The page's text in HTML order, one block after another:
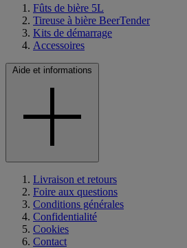
Fûts de bière 5L
Tireuse à bière BeerTender
Kits de démarrage
Accessoires
Aide et informations
Livraison et retours
Foire aux questions
Conditions générales
Confidentialité
Cookies
Contact